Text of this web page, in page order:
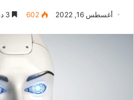
أغسطس 16, 2022 602